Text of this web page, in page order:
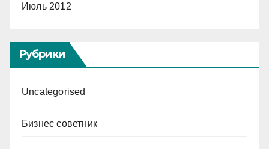
Июль 2012
Рубрики
Uncategorised
Бизнес советник